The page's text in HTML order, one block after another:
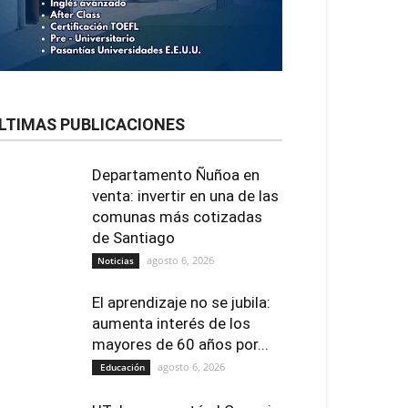
PUBLICACIONES
Departamento Ñuñoa en
venta: invertir en una de las
comunas más cotizadas
de Santiago
Noticias agosto 6, 2026
El aprendizaje no se jubila:
aumenta interés de los
mayores de 60 años por...
Educación agosto 6, 2026